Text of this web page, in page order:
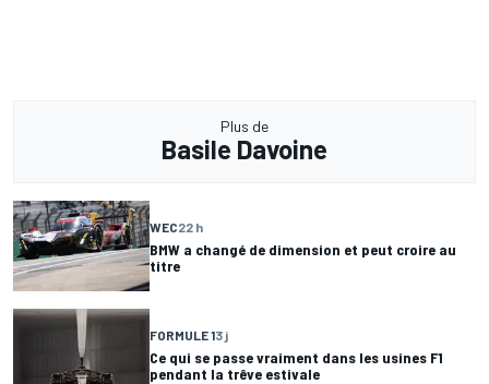
Plus de
Basile Davoine
WEC22 h
BMW a changé de dimension et peut croire au
titre
FORMULE 13 j
Ce qui se passe vraiment dans les usines F1
pendant la trêve estivale